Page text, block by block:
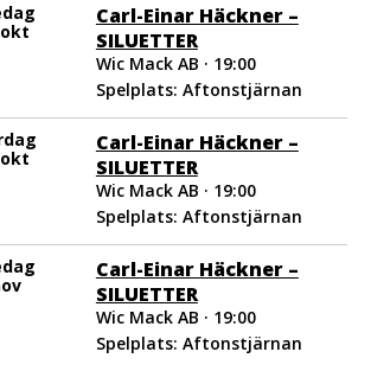
mig nya superkrafter.
att känna igen mig.
Rätt på. Det ska bli
Häckner
och 49 föreställningar på
samt utsålda hus på Södra Teatern
Carl-Einar Häckner –
SILUETTER
Wic Mack AB · 19:00
Spelplats: Aftonstjärnan
Carl-Einar Häckner –
SILUETTER
Wic Mack AB · 19:00
Spelplats: Aftonstjärnan
Carl-Einar Häckner –
SILUETTER
Wic Mack AB · 19:00
Spelplats: Aftonstjärnan